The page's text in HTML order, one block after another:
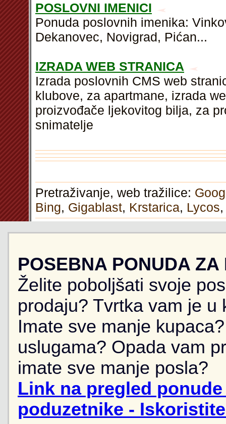
POSLOVNI IMENICI
Ponuda poslovnih imenika:
Dekanovec, Novigrad, Pićan...
IZRADA WEB STRANICA
Izrada poslovnih CMS web
klubove, za apartmane, izrada
proizvođače ljekovitog bilja, za
snimatelje
Pretraživanje, web tražilice:
Bing, Gigablast, Krstarica, Lycos
POSEBNA PONUDA ZA
Želite poboljšati svoje
prodaju? Tvrtka vam je
Imate sve manje
uslugama? Opada vam
imate sve manje posla?
Link na pregled
poduzetnike -